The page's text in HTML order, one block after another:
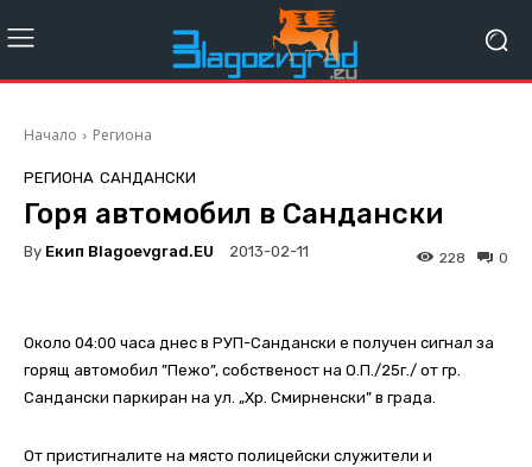
Начало Региона
РЕГИОНА САНДАНСКИ
Горя автомобил в Сандански
By Екип Blagoevgrad.EU 2013-02-11 0
228
Около 04:00 часа днес в РУП-Сандански е получен сигнал за
горящ автомобил ”Пежо”, собственост на О.П./25г./ от гр.
Сандански паркиран на ул. „Хр. Смирненски” в града.
От пристигналите на място полицейски служители и